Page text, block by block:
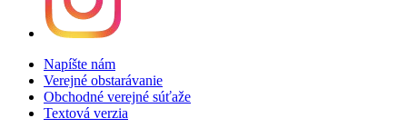
Napíšte nám
Verejné obstarávanie
Obchodné verejné súťaže
Textová verzia